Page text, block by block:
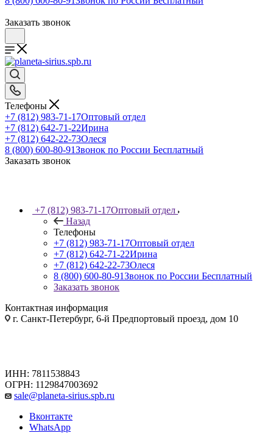
Заказать звонок
Телефоны
+7 (812) 983-71-17Оптовый отдел
+7 (812) 642-71-22Ирина
+7 (812) 642-22-73Олеся
8 (800) 600-80-91Звонок по России Бесплатный
Заказать звонок
+7 (812) 983-71-17Оптовый отдел
Назад
Телефоны
+7 (812) 983-71-17Оптовый отдел
+7 (812) 642-71-22Ирина
+7 (812) 642-22-73Олеся
8 (800) 600-80-91Звонок по России Бесплатный
Заказать звонок
Контактная информация
г. Санкт-Петербург, 6-й Предпортовый проезд, дом 10
ИНН: 7811538843
ОГРН: 1129847003692
sale@planeta-sirius.spb.ru
Вконтакте
WhatsApp